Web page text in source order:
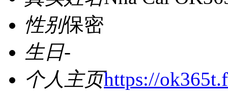
性别保密
生日-
个人主页https://